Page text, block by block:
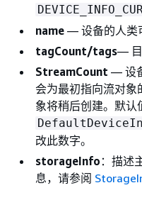
name — 设备的人类
tagCount/tags— 目
StreamCount — 设
会为最初指向流对
象将稍后创建。默认
改此数字。
storageInfo ：描述
息，请参阅